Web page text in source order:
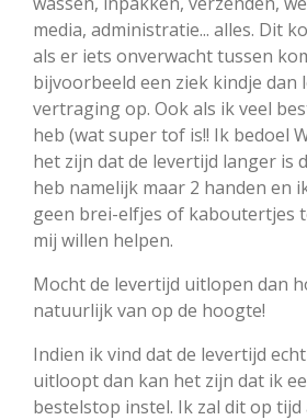
media, administratie... alles. Dit
als er iets onverwacht tussen
bijvoorbeeld een ziek kindje dan
vertraging op. Ook als ik veel
heb (wat super tof is!! Ik bedoel
het zijn dat de levertijd langer is
heb namelijk maar 2 handen en
geen brei-elfjes of kaboutertjes
mij willen helpen.
Mocht de levertijd uitlopen dan
natuurlijk van op de hoogte!
Indien ik vind dat de levertijd
uitloopt dan kan het zijn dat ik
bestelstop instel. Ik zal dit op